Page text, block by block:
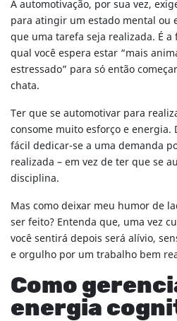
A automotivação, por sua vez,
para atingir um estado mental ou
que uma tarefa seja realizada. É
qual você espera estar “mais
estressado” para só então
chata.
Ter que se automotivar para
consome muito esforço e energia.
fácil dedicar-se a uma demanda
realizada – em vez de ter que se
disciplina.
Mas como deixar meu humor de
ser feito? Entenda que, uma vez
você sentirá depois será alívio,
e orgulho por um trabalho bem
Como
energia